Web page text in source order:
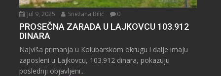
Jul 9, 2025 Snežana Bilić 0
PROSEČNA ZARADA U LAJKOVCU 103.912
DINARA
Najviša primanja u Kolubarskom okrugu i dalje imaju
zaposleni u Lajkovcu, 103.912 dinara, pokazuju
poslednji objavljeni...